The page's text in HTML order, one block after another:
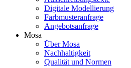
Digitale Modellierung
Farbmusteranfrage
Angebotsanfrage
Mosa
Über Mosa
Nachhaltigkeit
Qualität und Normen